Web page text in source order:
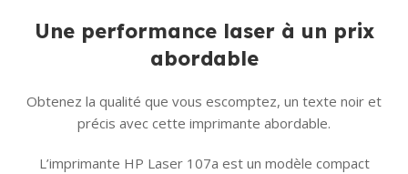
Une performance laser à un prix
abordable
Obtenez la qualité que vous escomptez, un texte noir et
précis avec cette imprimante abordable.
L’imprimante HP Laser 107a est un modèle compact